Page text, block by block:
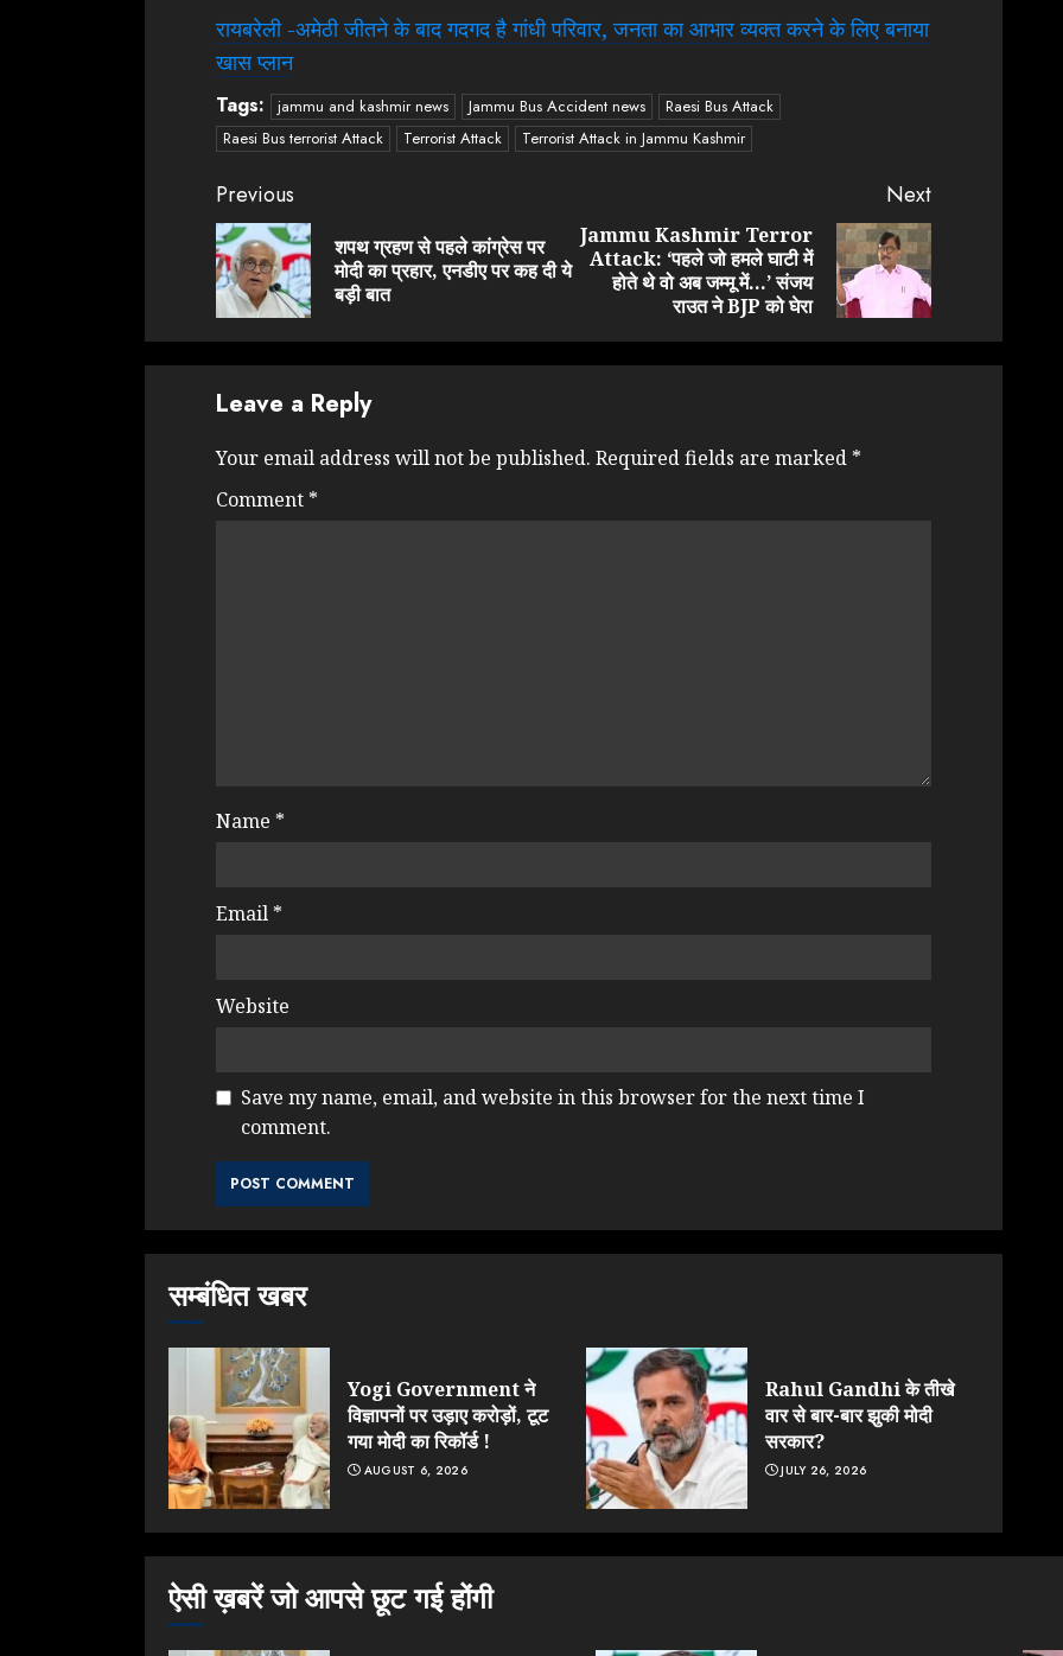
रायबरेली -अमेठी जीतने के बाद गदगद है गांधी परिवार, जनता का आभार व्यक्त करने के लिए बनाया
खास प्लान
Tags: jammu and kashmir news Jammu Bus Accident news
Raesi Bus Attack
Raesi Bus terrorist Attack
Terrorist Attack Terrorist Attack in Jammu Kashmir
Continue
Reading
Previous
Previous
post:
शपथ ग्रहण से पहले कांग्रेस पर
मोदी का प्रहार, एनडीए पर कह दी ये
बड़ी बात
Next
Next
post:
Jammu Kashmir Terror
Attack: ‘पहले जो हमले घाटी में
होते थे वो अब जम्मू में…’ संजय
राउत ने BJP को घेरा
Leave a Reply
Your email address will not be published. Required fields are marked *
Comment *
Name *
Email *
Website
Save my name, email, and website in this browser for the next time I
comment.
सम्बंधित खबर
Yogi Government ने
विज्ञापनों पर उड़ाए करोड़ों, टूट
गया मोदी का रिकॉर्ड !
AUGUST 6, 2026
Rahul Gandhi के तीखे
वार से बार-बार झुकी मोदी
सरकार?
JULY 26, 2026
ऐसी ख़बरें जो आपसे छूट गई होंगी